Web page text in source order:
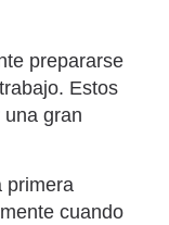
prepararse
Estos
gran
primera
cuando